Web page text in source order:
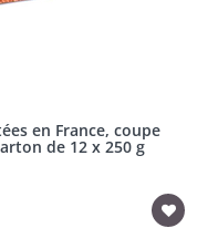
en France, coupe
de 12 x 250 g